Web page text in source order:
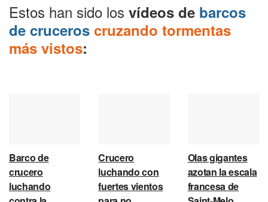
Estos han sido los vídeos de barcos
de cruceros cruzando tormentas
más vistos:
Barco de
crucero
luchando
Crucero
luchando con
fuertes vientos
Olas gigantes
azotan la escala
francesa de